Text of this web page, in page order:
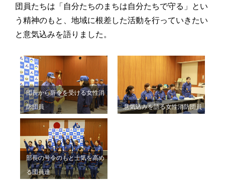
団員たちは「自分たちのまちは自分たちで守る」とい
う精神のもと、地域に根差した活動を行っていきたい
と意気込みを語りました。
団長から辞令を受ける女性消
防団員
意気込みを語る女性消防団員
部長の号令のもと士気を高め
る団員達